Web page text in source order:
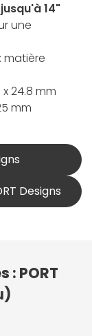
jusqu'à 14"
une
matière
24.8 mm
mm
Designs
PORT